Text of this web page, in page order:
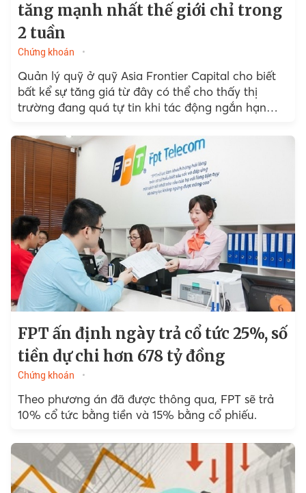
tăng mạnh nhất thế giới chỉ trong
2 tuần
Chứng khoán
Quản lý quỹ ở quỹ Asia Frontier Capital cho biết
bất kể sự tăng giá từ đây có thể cho thấy thị
trường đang quá tự tin khi tác động ngắn hạn
mức độ thu nhập vẫn chưa bộc lộ hết.
FPT ấn định ngày trả cổ tức 25%, số
tiền dự chi hơn 678 tỷ đồng
Chứng khoán
Theo phương án đã được thông qua, FPT sẽ trả
10% cổ tức bằng tiền và 15% bằng cổ phiếu.